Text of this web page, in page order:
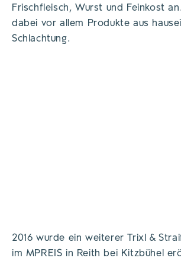
Frischfleisch, Wurst und Feinkost
dabei vor allem Produkte aus
Schlachtung.
2016 wurde ein weiterer Trixl &
im MPREIS in Reith bei Kitzbühel